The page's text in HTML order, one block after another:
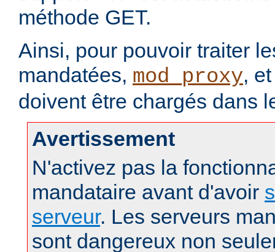
méthode GET.
Ainsi, pour pouvoir traiter
mandatées, mod_proxy,
doivent être chargés dans
Avertissement
N'activez pas la
mandataire avant d'avoir
serveur. Les serveurs
sont dangereux non